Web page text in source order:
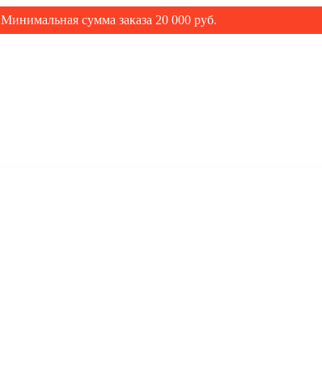
Минимальная сумма заказа 20 000 руб.